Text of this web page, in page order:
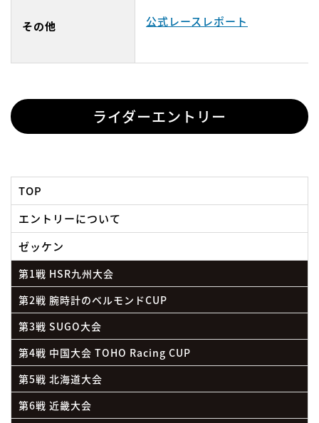
その他 公式レースレポート
ライダーエントリー
TOP
エントリーについて
ゼッケン
第1戦 HSR九州大会
第2戦 腕時計のベルモンドCUP
第3戦 SUGO大会
第4戦 中国大会 TOHO Racing CUP
第5戦 北海道大会
第6戦 近畿大会